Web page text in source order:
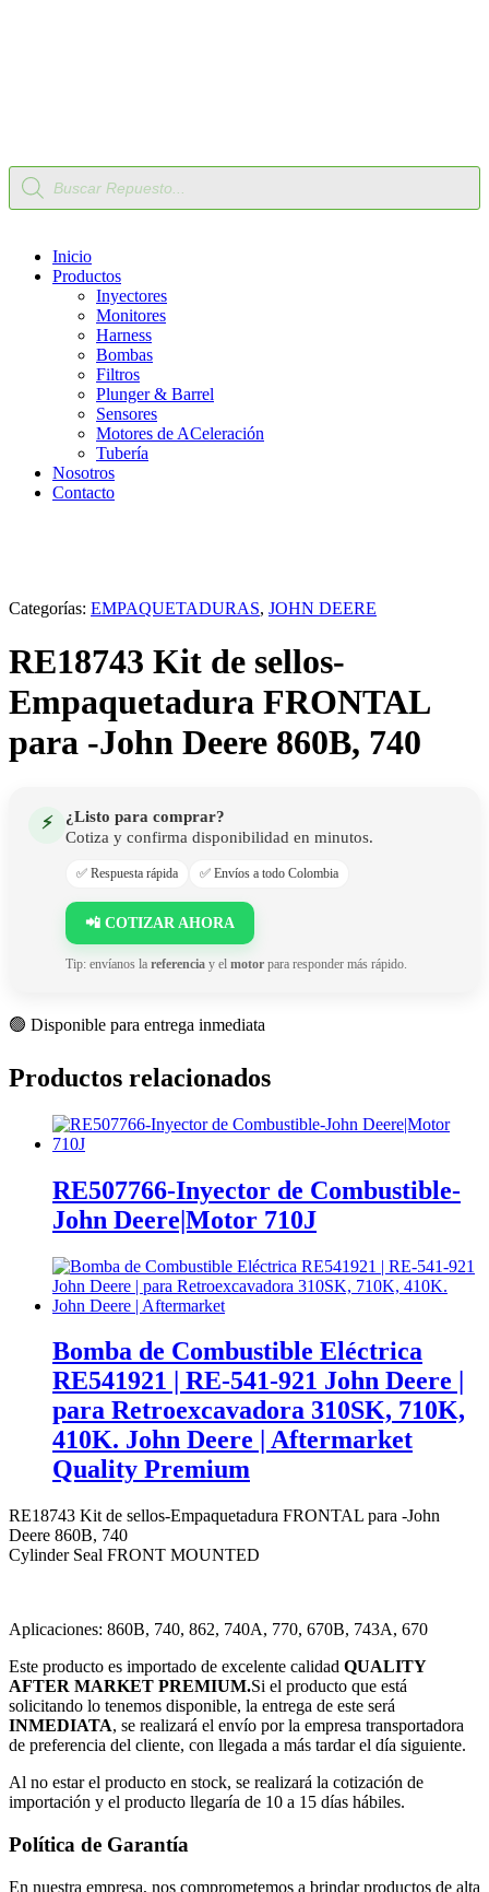
Búsqueda
de
productos
Inicio
Productos
Inyectores
Monitores
Harness
Bombas
Filtros
Plunger & Barrel
Sensores
Motores de ACeleración
Tubería
Nosotros
Contacto
Categorías: EMPAQUETADURAS, JOHN DEERE
RE18743 Kit de sellos-
Empaquetadura FRONTAL
para -John Deere 860B, 740
⚡
¿Listo para comprar?
Cotiza y confirma disponibilidad en minutos.
✅ Respuesta rápida ✅ Envíos a todo Colombia
📲 COTIZAR AHORA
Tip: envíanos la referencia y el motor para responder más rápido.
🟢 Disponible para entrega inmediata
Productos relacionados
RE507766-Inyector de Combustible-
John Deere|Motor 710J
Bomba de Combustible Eléctrica
RE541921 | RE-541-921 John Deere |
para Retroexcavadora 310SK, 710K,
410K. John Deere | Aftermarket
Quality Premium
RE18743 Kit de sellos-Empaquetadura FRONTAL para -John
Deere 860B, 740
Cylinder Seal FRONT MOUNTED
Aplicaciones: 860B, 740, 862, 740A, 770, 670B, 743A, 670
Este producto es importado de excelente calidad QUALITY
AFTER MARKET PREMIUM.Si el producto que está
solicitando lo tenemos disponible, la entrega de este será
INMEDIATA, se realizará el envío por la empresa transportadora
de preferencia del cliente, con llegada a más tardar el día siguiente.
Al no estar el producto en stock, se realizará la cotización de
importación y el producto llegaría de 10 a 15 días hábiles.
Política de Garantía
En nuestra empresa, nos comprometemos a brindar productos de alta